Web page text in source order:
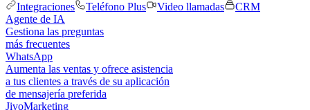
Integraciones
Teléfono Plus Video llamadas
CRM
Agente de IA
Gestiona las preguntas
más frecuentes
WhatsApp
Aumenta las ventas y ofrece asistencia
a tus clientes a través de su aplicación
de mensajería preferida
JivoMarketing